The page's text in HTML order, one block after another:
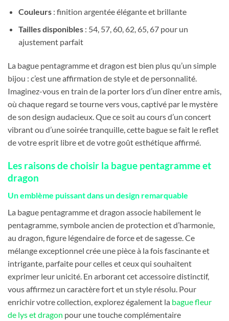
Couleurs: finition argentée élégante et brillante
Tailles disponibles: 54, 57, 60, 62, 65, 67 pour un
ajustement parfait
La bague pentagramme et dragon est bien plus qu’un simple
bijou : c’est une affirmation de style et de personnalité.
Imaginez-vous en train de la porter lors d’un dîner entre amis,
où chaque regard se tourne vers vous, captivé par le mystère
de son design audacieux. Que ce soit au cours d’un concert
vibrant ou d’une soirée tranquille, cette bague se fait le reflet
de votre esprit libre et de votre goût esthétique affirmé.
Les raisons de choisir la bague pentagramme et
dragon
Un emblème puissant dans un design remarquable
La bague pentagramme et dragon associe habilement le
pentagramme, symbole ancien de protection et d’harmonie,
au dragon, figure légendaire de force et de sagesse. Ce
mélange exceptionnel crée une pièce à la fois fascinante et
intrigante, parfaite pour celles et ceux qui souhaitent
exprimer leur unicité. En arborant cet accessoire distinctif,
vous affirmez un caractère fort et un style résolu. Pour
enrichir votre collection, explorez également la bague fleur
de lys et dragon pour une touche complémentaire